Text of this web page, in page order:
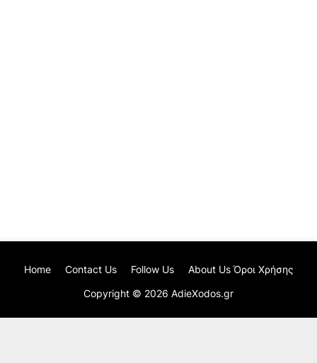
Copyright © 2026 AdieXodos.gr
Home Contact Us Follow Us About Us Όροι Χρήσης